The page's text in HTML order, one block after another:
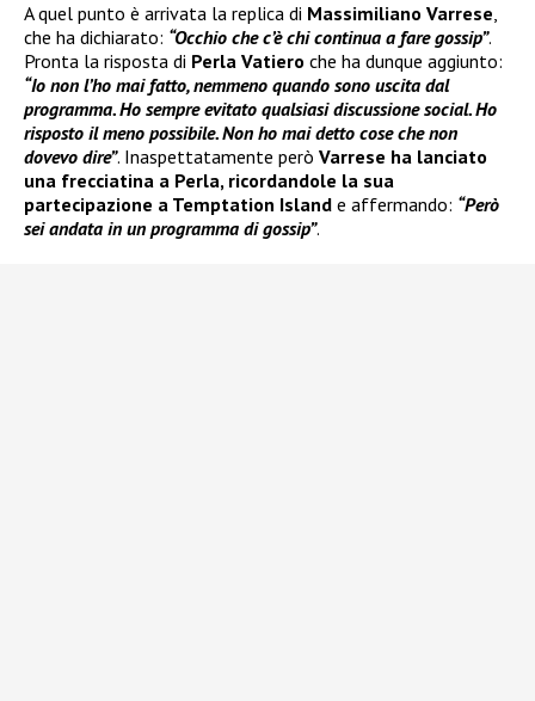
A quel punto è arrivata la replica di Massimiliano Varrese,
che ha dichiarato: “Occhio che c’è chi continua a fare gossip”.
Pronta la risposta di Perla Vatiero che ha dunque aggiunto:
“Io non l’ho mai fatto, nemmeno quando sono uscita dal
programma. Ho sempre evitato qualsiasi discussione social. Ho
risposto il meno possibile. Non ho mai detto cose che non
dovevo dire”. Inaspettatamente però Varrese ha lanciato
una frecciatina a Perla, ricordandole la sua
partecipazione a Temptation Island e affermando: “Però
sei andata in un programma di gossip”.